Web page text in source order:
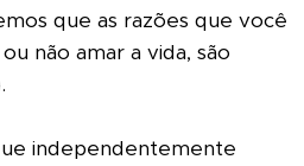
que as razões que você
não amar a vida, são
independentemente